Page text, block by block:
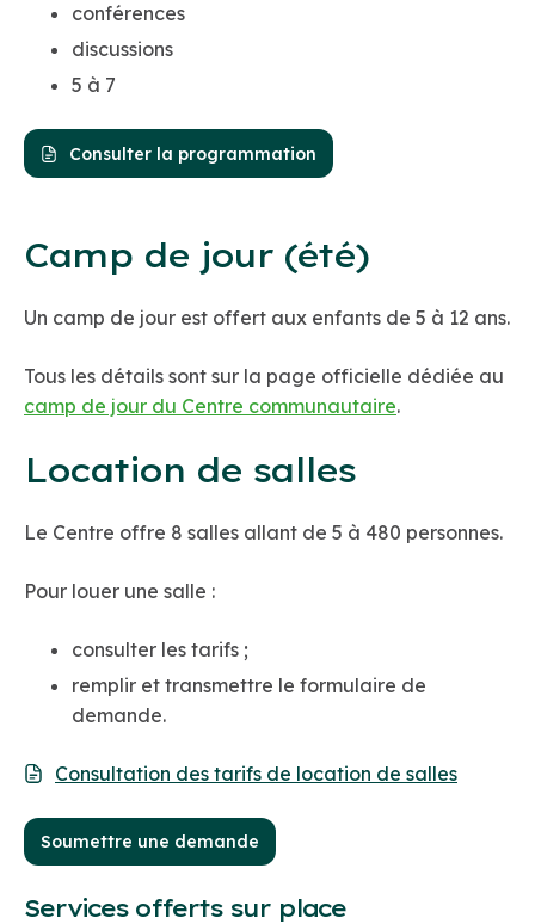
conférences
discussions
5 à 7
Consulter la programmation
Camp de jour (été)
Un camp de jour est offert aux enfants de 5 à 12 ans.
Tous les détails sont sur la page officielle dédiée au
camp de jour du Centre communautaire.
Location de salles
Le Centre offre 8 salles allant de 5 à 480 personnes.
Pour louer une salle :
consulter les tarifs ;
remplir et transmettre le formulaire de
demande.
Consultation des tarifs de location de salles
Soumettre une demande
Services offerts sur place